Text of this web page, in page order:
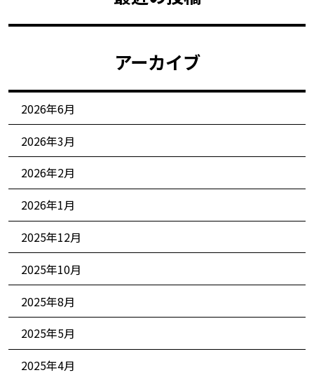
アーカイブ
2026年6月
2026年3月
2026年2月
2026年1月
2025年12月
2025年10月
2025年8月
2025年5月
2025年4月